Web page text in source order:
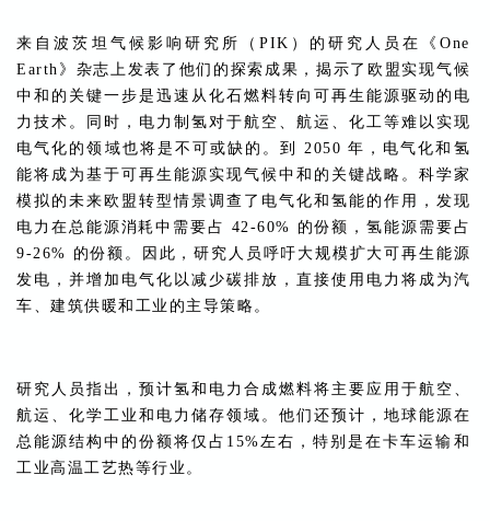
来自波茨坦气候影响研究所（PIK）的研究人员在《One
Earth》杂志上发表了他们的探索成果，揭示了欧盟实现气候
中和的关键一步是迅速从化石燃料转向可再生能源驱动的电
力技术。同时，电力制氢对于航空、航运、化工等难以实现
电气化的领域也将是不可或缺的。到 2050 年，电气化和氢
能将成为基于可再生能源实现气候中和的关键战略。科学家
模拟的未来欧盟转型情景调查了电气化和氢能的作用，发现
电力在总能源消耗中需要占 42-60% 的份额，氢能源需要占
9-26% 的份额。因此，研究人员呼吁大规模扩大可再生能源
发电，并增加电气化以减少碳排放，直接使用电力将成为汽
车、建筑供暖和工业的主导策略。
研究人员指出，预计氢和电力合成燃料将主要应用于航空、
航运、化学工业和电力储存领域。他们还预计，地球能源在
总能源结构中的份额将仅占15%左右，特别是在卡车运输和
工业高温工艺热等行业。